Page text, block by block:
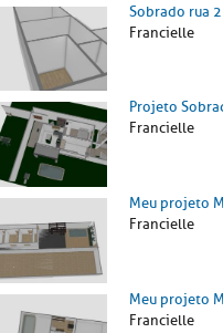
Sobrado rua 2
Francielle
Projeto
Francielle
Meu projeto
Francielle
Meu projeto
Francielle